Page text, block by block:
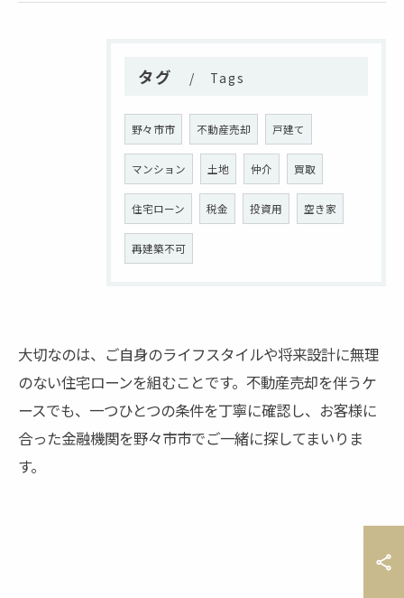
タグ Tags
野々市市 不動産売却 戸建て
マンション 土地 仲介 買取
住宅ローン 税金 投資用 空き家
再建築不可
大切なのは、ご自身のライフスタイルや将来設計に無理
のない住宅ローンを組むことです。不動産売却を伴うケ
ースでも、一つひとつの条件を丁寧に確認し、お客様に
合った金融機関を野々市市でご一緒に探してまいりま
す。
最短30秒で完了！今すぐ簡単無料査定▼